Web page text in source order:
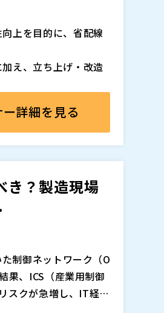
上を目的に、省配線
え、立ち上げ・改造
御精度を優先するあ
て構成が過剰になって
にコストが膨らんで
延が不安で結局使え
か。
現できる「ちょうど
詳細を見る
き？製造現場
制御ネットワーク（O
果、ICS（産業用制御
スクが急増し、IT経由